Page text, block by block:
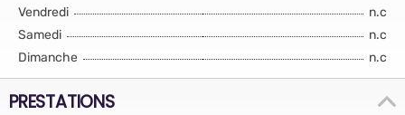
Vendredi
n.c
Samedi
n.c
Dimanche
n.c
PRESTATIONS